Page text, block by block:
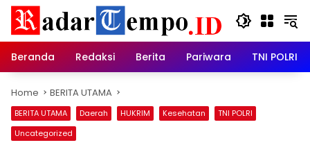
Skip
content
Beranda
Redaksi Berita Pariwara TNI POLRI
Home BERITA UTAMA
BERITA UTAMA Daerah HUKRIM Kesehatan
TNI POLRI
Uncategorized